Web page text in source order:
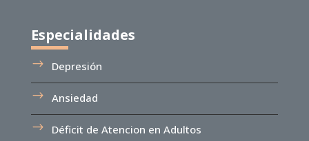
Especialidades
Depresión
Ansiedad
Déficit de Atencion en Adultos